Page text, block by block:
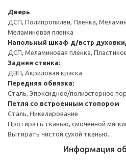
Дверь
ДСП, Полипропилен, Пленка,
Меламиновая пленка
Напольный шкаф д/встр
ДСП, Меламиновая пленка,
Задняя стенка:
ДВП, Акриловая краска
Передняя обвязка:
Сталь, Эпоксидное/полиэстерное
Петля со встроенным стопором
Сталь, Никелирование
Протирать тканью, смоченной
Вытирать чистой сухой тканью.
Информация